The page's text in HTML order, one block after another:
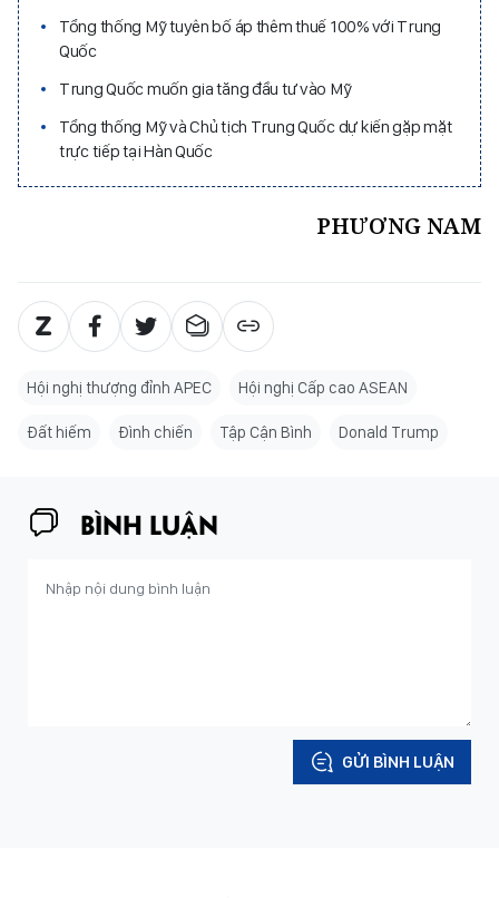
Tổng thống Mỹ tuyên bố áp thêm thuế 100% với Trung
Quốc
Trung Quốc muốn gia tăng đầu tư vào Mỹ
Tổng thống Mỹ và Chủ tịch Trung Quốc dự kiến gặp mặt
trực tiếp tại Hàn Quốc
PHƯƠNG NAM
Hội nghị thượng đỉnh APEC Hội nghị Cấp cao ASEAN
Đất hiếm Đình chiến Tập Cận Bình Donald Trump
BÌNH LUẬN
GỬI BÌNH LUẬN